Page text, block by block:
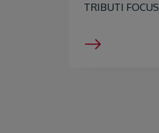
TRIBUTI FOCUS